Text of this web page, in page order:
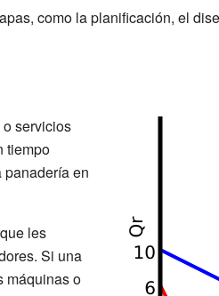
como la planificación, el
servicios
tiempo
panadería en
les
Si una
máquinas o